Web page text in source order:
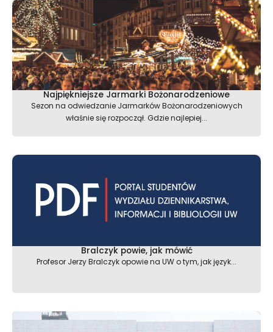
Najpiękniejsze Jarmarki Bożonarodzeniowe
Sezon na odwiedzanie Jarmarków Bożonarodzeniowych
właśnie się rozpoczął. Gdzie najlepiej...
Bralczyk powie, jak mówić
Profesor Jerzy Bralczyk opowie na UW o tym, jak język...